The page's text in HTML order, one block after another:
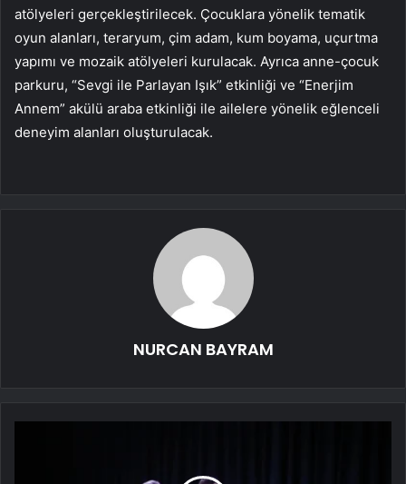
atölyeleri gerçekleştirilecek. Çocuklara yönelik tematik
oyun alanları, teraryum, çim adam, kum boyama, uçurtma
yapımı ve mozaik atölyeleri kurulacak. Ayrıca anne-çocuk
parkuru, “Sevgi ile Parlayan Işık” etkinliği ve “Enerjim
Annem” akülü araba etkinliği ile ailelere yönelik eğlenceli
deneyim alanları oluşturulacak.
NURCAN BAYRAM